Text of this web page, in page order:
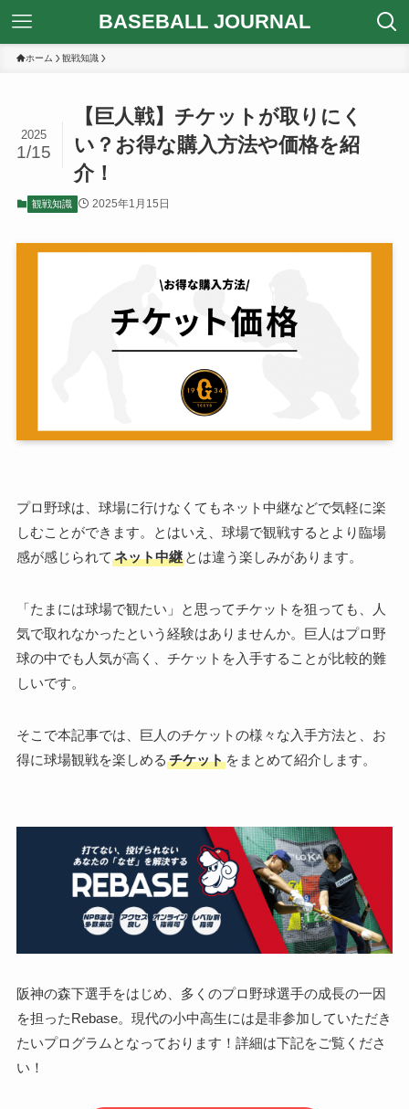
BASEBALL JOURNAL
ホーム 観戦知識
【巨人戦】チケットが取りにく
い？お得な購入方法や価格を紹
介！
2025
1/15
観戦知識 2025年1月15日
プロ野球は、球場に行けなくてもネット中継などで気軽に楽
しむことができます。とはいえ、球場で観戦するとより臨場
感が感じられて ネット中継とは違う楽しみがあります。
「たまには球場で観たい」と思ってチケットを狙っても、人
気で取れなかったという経験はありませんか。巨人はプロ野
球の中でも人気が高く、チケットを入手することが比較的難
しいです。
そこで本記事では、巨人のチケットの様々な入手方法と、お
得に球場観戦を楽しめる チケットをまとめて紹介します。
阪神の森下選手をはじめ、多くのプロ野球選手の成長の一因
を担ったRebase。現代の小中高生には是非参加していただき
たいプログラムとなっております！詳細は下記をご覧くださ
い！